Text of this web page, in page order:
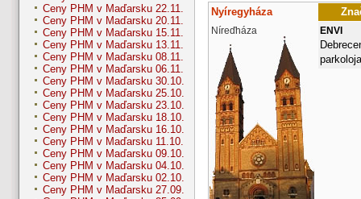
Ceny PHM v Maďarsku 22.11.
Ceny PHM v Maďarsku 20.11.
Ceny PHM v Maďarsku 15.11.
Ceny PHM v Maďarsku 13.11.
Ceny PHM v Maďarsku 08.11.
Ceny PHM v Maďarsku 06.11.
Ceny PHM v Maďarsku 30.10.
Ceny PHM v Maďarsku 25.10.
Ceny PHM v Maďarsku 23.10.
Ceny PHM v Maďarsku 18.10.
Ceny PHM v Maďarsku 16.10.
Ceny PHM v Maďarsku 11.10.
Ceny PHM v Maďarsku 09.10.
Ceny PHM v Maďarsku 04.10.
Ceny PHM v Maďarsku 02.10.
Ceny PHM v Maďarsku 27.09.
Nyíregyháza
Níreďháza ENVI